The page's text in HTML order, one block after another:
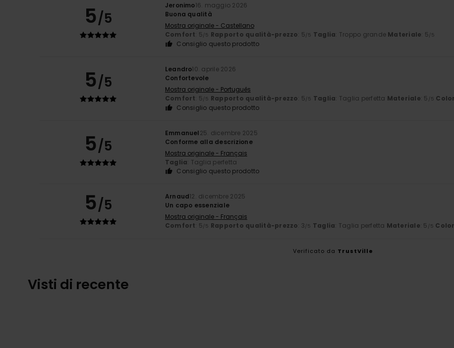
5/5
Jeronimo16. maggio 2026
Buona qualità
Mostra originale - Castellano
Comfort: 5/5 Rapporto qualità-prezzo: 5/5 Taglia: Troppo grande Materiale: 5/5
Consiglio questo prodotto
5/5
Leandro10. aprile 2026
Confortevole
Mostra originale - Português
Comfort: 5/5 Rapporto qualità-prezzo: 5/5 Taglia: Taglia perfetta Materiale: 5 /5
Consiglio questo prodotto
5/5
Emmanuel25. dicembre 2025
Conforme alla descrizione
Mostra originale - Français
Taglia: Taglia perfetta
Consiglio questo prodotto
5/5 Arnaud12. dicembre 2025
Un capo essenziale
Mostra originale - Français
Comfort: 5/5 Rapporto qualità-prezzo: 3/5 Taglia: Taglia perfetta Materiale: 5 /5
Verificato da TrustVille
Visti di recente